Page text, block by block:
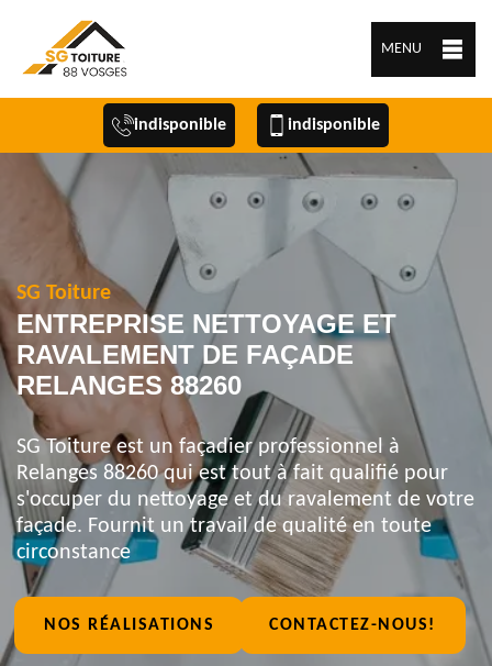
MENU
indisponible indisponible
SG Toiture
ENTREPRISE NETTOYAGE ET
RAVALEMENT DE FAÇADE
RELANGES 88260
SG Toiture est un façadier professionnel à
Relanges 88260 qui est tout à fait qualifié pour
s'occuper du nettoyage et du ravalement de votre
façade. Fournit un travail de qualité en toute
circonstance
NOS RÉALISATIONS CONTACTEZ-NOUS!